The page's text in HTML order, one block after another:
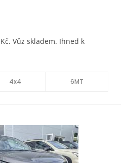
Vůz skladem. Ihned k
4x4 6MT